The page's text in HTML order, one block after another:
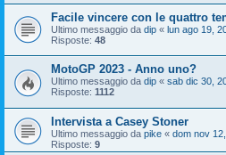
Facile vincere con le quattro
Ultimo messaggio da dip « lun ago 19,
Risposte: 48
MotoGP 2023 - Anno uno?
Ultimo messaggio da dip « sab dic 30,
Risposte: 1112
Intervista a Casey Stoner
Ultimo messaggio da pike « dom nov
Risposte: 9